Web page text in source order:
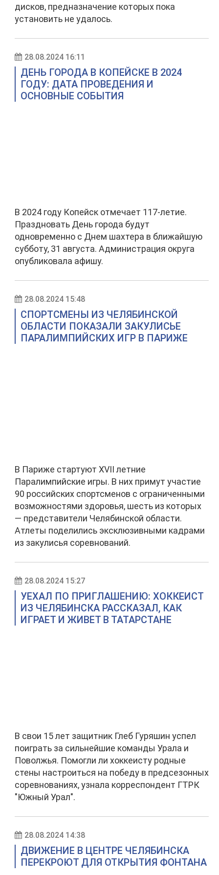
дисков, предназначение которых пока
установить не удалось.
28.08.2024 16:11
ДЕНЬ ГОРОДА В КОПЕЙСКЕ В 2024
ГОДУ: ДАТА ПРОВЕДЕНИЯ И
ОСНОВНЫЕ СОБЫТИЯ
В 2024 году Копейск отмечает 117-летие.
Праздновать День города будут
одновременно с Днем шахтера в ближайшую
субботу, 31 августа. Администрация округа
опубликовала афишу.
28.08.2024 15:48
СПОРТСМЕНЫ ИЗ ЧЕЛЯБИНСКОЙ
ОБЛАСТИ ПОКАЗАЛИ ЗАКУЛИСЬЕ
ПАРАЛИМПИЙСКИХ ИГР В ПАРИЖЕ
В Париже стартуют XVII летние
Паралимпийские игры. В них примут участие
90 российских спортсменов с ограниченными
возможностями здоровья, шесть из которых
— представители Челябинской области.
Атлеты поделились эксклюзивными кадрами
из закулисья соревнований.
28.08.2024 15:27
УЕХАЛ ПО ПРИГЛАШЕНИЮ: ХОККЕИСТ
ИЗ ЧЕЛЯБИНСКА РАССКАЗАЛ, КАК
ИГРАЕТ И ЖИВЕТ В ТАТАРСТАНЕ
В свои 15 лет защитник Глеб Гуряшин успел
поиграть за сильнейшие команды Урала и
Поволжья. Помогли ли хоккеисту родные
стены настроиться на победу в предсезонных
соревнованиях, узнала корреспондент ГТРК
"Южный Урал".
28.08.2024 14:38
ДВИЖЕНИЕ В ЦЕНТРЕ ЧЕЛЯБИНСКА
ПЕРЕКРОЮТ ДЛЯ ОТКРЫТИЯ ФОНТАНА